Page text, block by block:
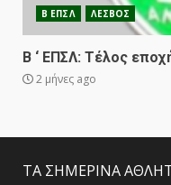
Β ΕΠΣΛ ΛΕΣΒΟΣ
Β ‘ ΕΠΣΛ: Τέλος
2 μήνες ago
ΤΑ ΣΗΜΕΡΙΝΑ